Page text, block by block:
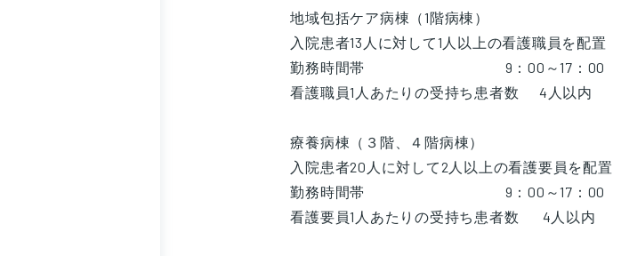
地域包括ケア病棟（1階病棟）
入院患者13人に対して1人以上の看護職員を配置
勤務時間帯 9：00～17：00 17：
看護職員1人あたりの受持ち患者数 4人
療養病棟（３階、４階病棟）
入院患者20人に対して2人以上の看護要員を配
勤務時間帯 9：00～17：00 17：
看護要員1人あたりの受持ち患者数 4人